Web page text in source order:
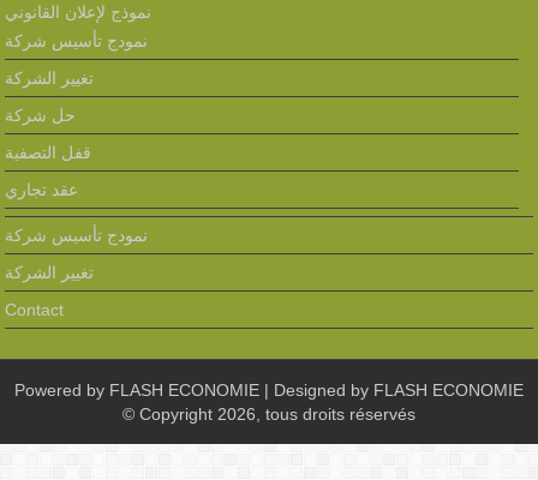
نموذج لإعلان القانوني
نمودج تأسيس شركة
تغيير الشركة
حل شركة
قفل التصفية
عقد تجاري
نمودج تأسيس شركة
تغيير الشركة
Contact
Powered by FLASH ECONOMIE | Designed by FLASH ECONOMIE
© Copyright 2026, tous droits réservés